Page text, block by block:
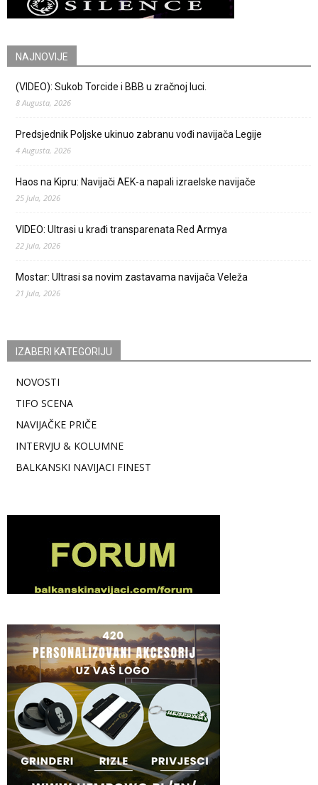
NAJNOVIJE
(VIDEO): Sukob Torcide i BBB u zračnoj luci.
8 Augusta, 2026
Predsjednik Poljske ukinuo zabranu vođi navijača Legije
4 Augusta, 2026
Haos na Kipru: Navijači AEK-a napali izraelske navijače
25 Jula, 2026
VIDEO: Ultrasi u krađi transparenata Red Armya
22 Jula, 2026
Mostar: Ultrasi sa novim zastavama navijača Veleža
21 Jula, 2026
IZABERI KATEGORIJU
NOVOSTI
TIFO SCENA
NAVIJAČKE PRIČE
INTERVJU & KOLUMNE
BALKANSKI NAVIJACI FINEST